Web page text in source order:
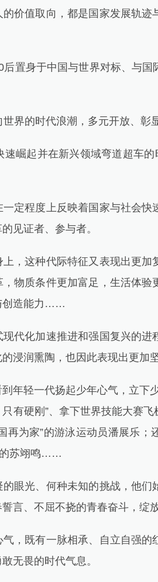
值取向，都是国家发展轨迹
身于中国与世界对标、与国
的时代浪潮，多元开放、彰显
起并在新兴领域弯道超车的
程度上反映着国家与社会快
见证者、参与者。
这种代际特征又表现出更加
物质条件更加富足，生活体
创造能力……
化加速推进和强国复兴的进
浸润熏陶，也因此表现出更加
轻一代扬起少年心气，立下少
有硬刚”、拿下世界技能大赛
再为家”的游泳运动员潘展乐
的苏翊鸣……
光、何种未知的挑战，他们
言、不屈不挠的青春奋斗，绽
既有一脉相承、自立自强的
无畏的时代气息。